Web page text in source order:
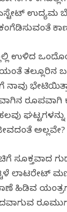
ಉದ್ಯಮ
ಉಳಿದ
ತಲ್ಲೂರಿನ
ನಾವು
ರೂಪವಾಗಿ
ಸೂಕ್ತವಾದ
ಲಾಟರೇಟ್
ಹಿಡಿವ